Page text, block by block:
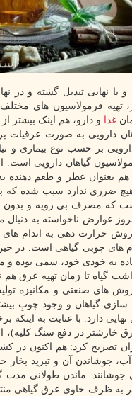
و یا نهایی تبدیل گشته و
فرمولاسیون های مختلف
غذا
دارویی به صورت عرقیات
بر حسب نوع بیماری و
گیاهان دارویی است.
بعنوان عطر و طعم دهنده
ضرری ندارد سبب شده که
که مصرف بی رویه و بدون
عوارض ناخواسته به
روش حرارت دهی به اندام
های چوبی گیاهی است. در حین
به خودی خود، سمی بوده و
گیاه تا زمان تهیه عرق
صنعتی و مکانیزه تولید
گیاهان و وجود چوبِ
دارد. با عنایت به اینکه
خارشتر در دفع سنگ
تصریح کرد: هم اکنون در
جوشاندن آن و تبرید بخار
ماندن طولانی
به ظرف حاوی عرق گیاهی